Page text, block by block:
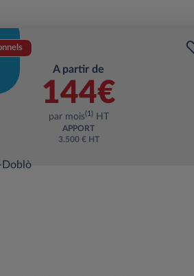
A partir de
144€
par mois(1)HT
APPORT
3.500 € HT